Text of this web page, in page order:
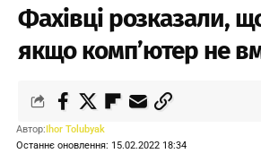
Фахівці розказали,
якщо комп’ютер не
Останнє оновлення: 15.02.2022 18:34
Автор:Ihor Tolubyak